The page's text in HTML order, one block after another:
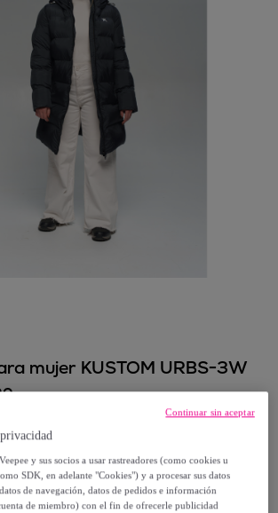
mujer KUSTOM URBS-3W
privacidad
y sus socios a usar rastreadores (como cookies u
SDK, en adelante "Cookies") y a procesar sus datos
de navegación, datos de pedidos e información
de miembro) con el fin de ofrecerle publicidad
Continuar sin aceptar